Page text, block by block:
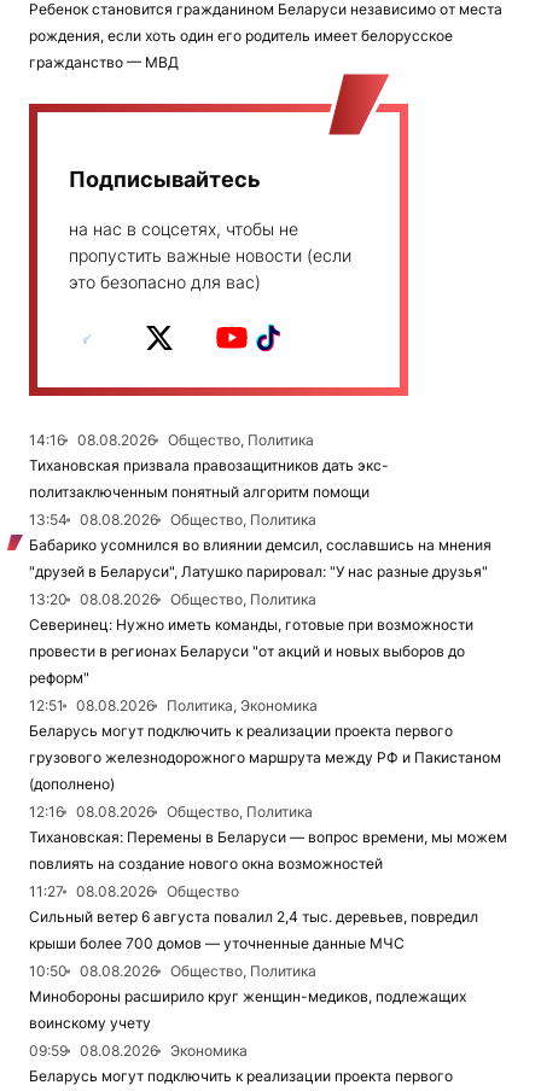
Ребенок становится гражданином Беларуси независимо от места
рождения, если хоть один его родитель имеет белорусское
гражданство — МВД
Подписывайтесь
на нас в соцсетях, чтобы не
пропустить важные новости (если
это безопасно для вас)
14:16 08.08.2026
Общество, Политика
Тихановская призвала правозащитников дать экс-
политзаключенным понятный алгоритм помощи
13:54
08.08.2026
Общество, Политика
Бабарико усомнился во влиянии демсил, сославшись на мнения
"друзей в Беларуси", Латушко парировал: "У нас разные друзья"
13:20
08.08.2026
Общество, Политика
Северинец: Нужно иметь команды, готовые при возможности
провести в регионах Беларуси "от акций и новых выборов до
реформ"
12:51
08.08.2026
Политика, Экономика
Беларусь могут подключить к реализации проекта первого
грузового железнодорожного маршрута между РФ и Пакистаном
(дополнено)
12:16
08.08.2026
Общество, Политика
Тихановская: Перемены в Беларуси — вопрос времени, мы можем
повлиять на создание нового окна возможностей
11:27
08.08.2026
Общество
Сильный ветер 6 августа повалил 2,4 тыс. деревьев, повредил
крыши более 700 домов — уточненные данные МЧС
10:50
08.08.2026
Общество, Политика
Минобороны расширило круг женщин-медиков, подлежащих
воинскому учету
09:59
08.08.2026
Экономика
Беларусь могут подключить к реализации проекта первого